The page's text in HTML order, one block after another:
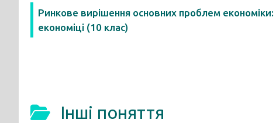
Ринкове вирішення основних проблем
економіці (10 клас)
Інші поняття